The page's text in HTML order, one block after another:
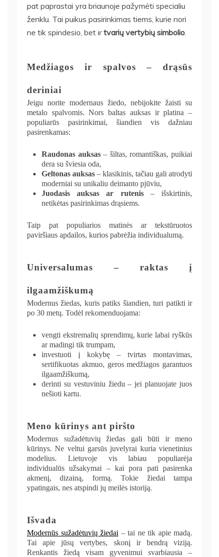
pat paprastai yra briaunoje pažymėti specialiu
ženklu. Tai puikus pasirinkimas tiems, kurie nori
ne tik spindesio, bet irtvarių vertybių simbolio
Medžiagos ir spalvos – drąsūs
deriniai
Jeigu norite modernaus žiedo, nebijokite žaisti su
metalo spalvomis. Nors baltas auksas ir platina –
populiarūs pasirinkimai, šiandien vis dažniau
pasirenkamas:
Raudonas auksas– šiltas, romantiškas, puikiai
dera su šviesia oda,
Geltonas auksas – klasikinis, tačiau gali atrodyti
moderniai su unikaliu deimanto pjūviu,
Juodasis auksas ar rutenis– išskirtinis,
netikėtas pasirinkimas drąsiems.
Taip pat populiarios matinės ar tekstūruotos
paviršiaus apdailos, kurios pabrėžia individualumą.
Universalumas – raktas į
ilgaamžiškumą
Modernus žiedas, kuris patiks šiandien, turi patikti ir
po 30 metų. Todėl rekomenduojama:
vengti ekstremalių sprendimų, kurie labai ryškūs
ar madingi tik trumpam,
investuoti į kokybę – tvirtas montavimas,
sertifikuotas akmuo, geros medžiagos garantuos
ilgaamžiškumą,
derinti su vestuviniu žiedu – jei planuojate juos
nešioti kartu.
Meno kūrinys ant piršto
Modernus sužadėtuvių žiedas gali būti ir meno
kūrinys. Ne veltui garsūs juvelyrai kuria vienetinius
modelius. Lietuvoje vis labiau populiarėja
individualūs užsakymai – kai pora pati pasirenka
akmenį, dizainą, formą. Tokie žiedai tampa
ypatingais, nes atspindi jų meilės istoriją.
Išvada
Modernūs sužadėtuvių žiedai – tai ne tik apie madą.
Tai apie jūsų vertybes, skonį ir bendrą viziją.
Renkantis žiedą visam gyvenimui svarbiausia –